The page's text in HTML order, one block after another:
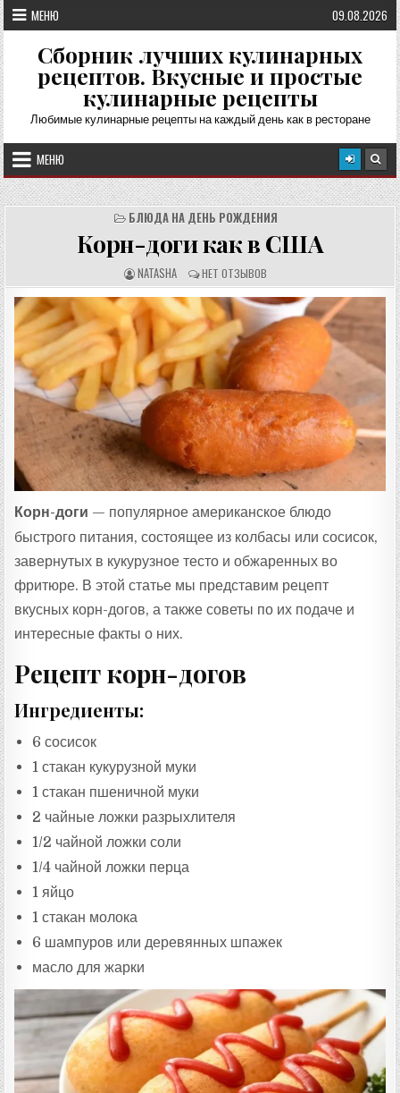
Перейти
к
содержимому
МЕНЮ 09.08.2026
Сборник лучших кулинарных
рецептов. Вкусные и простые
кулинарные рецепты
Любимые кулинарные рецепты на каждый день как в ресторане
МЕНЮ
БЛЮДА НА ДЕНЬ РОЖДЕНИЯ
Корн-доги как в США
А
В
Т
О
Р
Р
Е
Е
П
Т
А
NATASHA О
Т
З
Ы
В
Ы
:
НЕТ ОТЗЫВОВ
Корн-доги — популярное американское блюдо
быстрого питания, состоящее из колбасы или сосисок,
завернутых в кукурузное тесто и обжаренных во
фритюре. В этой статье мы представим рецепт
вкусных корн-догов, а также советы по их подаче и
интересные факты о них.
Рецепт корн-догов
Ингредиенты:
6 сосисок
1 стакан кукурузной муки
1 стакан пшеничной муки
2 чайные ложки разрыхлителя
1/2 чайной ложки соли
1/4 чайной ложки перца
1 яйцо
1 стакан молока
6 шампуров или деревянных шпажек
масло для жарки